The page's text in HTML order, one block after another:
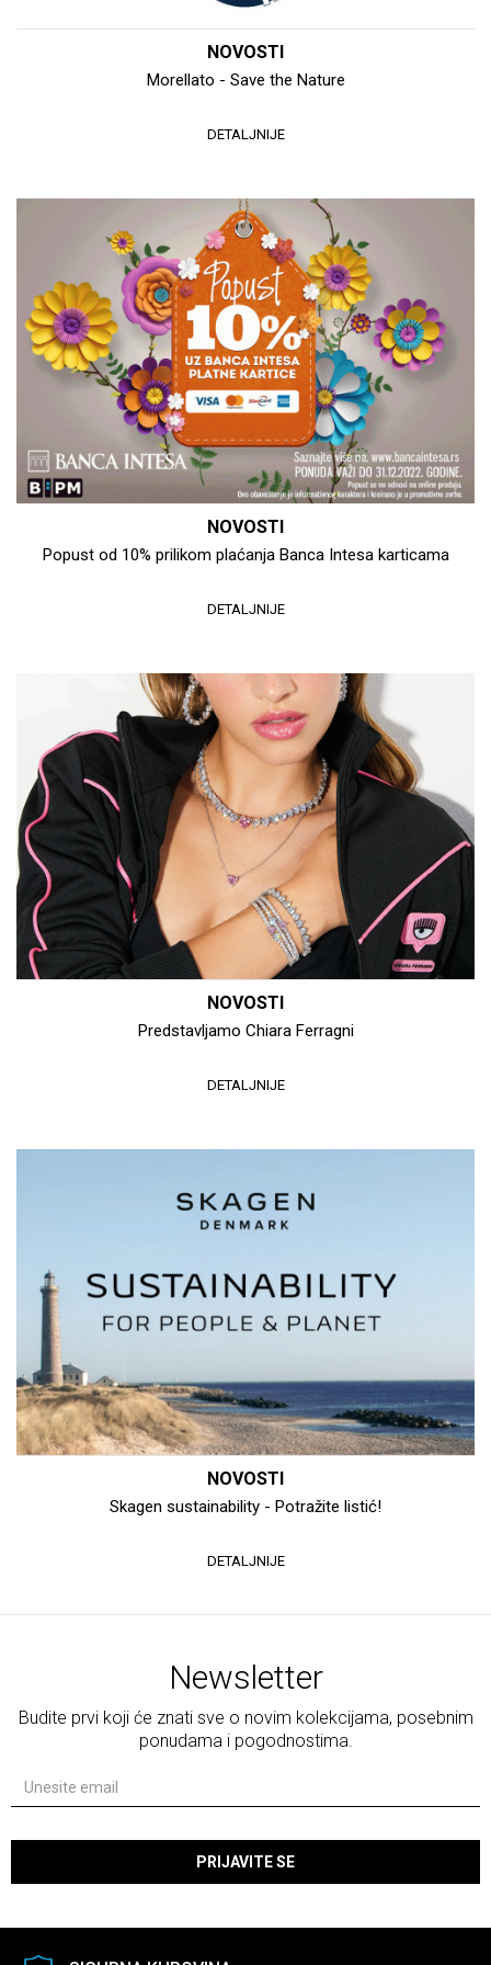
NOVOSTI
Morellato - Save the Nature
DETALJNIJE
NOVOSTI
Popust od 10% prilikom plaćanja Banca Intesa karticama
DETALJNIJE
NOVOSTI
Predstavljamo Chiara Ferragni
DETALJNIJE
NOVOSTI
Skagen sustainability - Potražite listić!
DETALJNIJE
Newsletter
Budite prvi koji će znati sve o novim kolekcijama, posebnim
ponudama i pogodnostima.
PRIJAVITE SE